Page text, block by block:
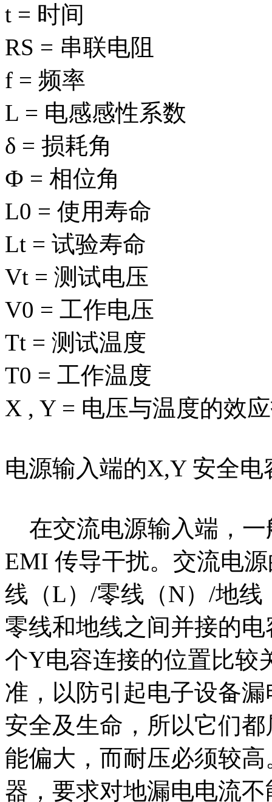
t = 时间
RS = 串联电阻
f = 频率
L = 电感感性系数
δ = 损耗角
Ф = 相位角
L0 = 使用寿命
Lt = 试验寿命
Vt = 测试电压
V0 = 工作电压
Tt = 测试温度
T0 = 工作温度
X , Y = 电压与温度的效
电源输入端的X,Y 安全电
在交流电源输入端，一
EMI 传导干扰。交流电
线（L）/零线（N）/地
零线和地线之间并接的
个Y电容连接的位置比较
准，以防引起电子设备
安全及生命，所以它们
能偏大，而耐压必须较
器，要求对地漏电电流